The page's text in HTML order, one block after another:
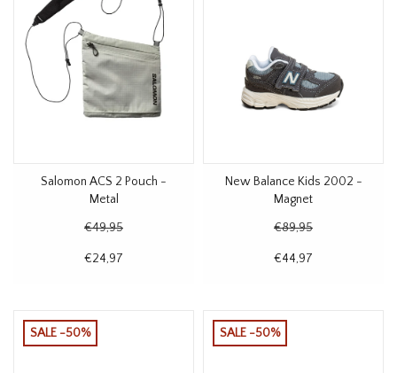
Salomon ACS 2 Pouch -
Metal
€49,95
€24,97
New Balance Kids 2002 -
Magnet
€89,95
€44,97
SALE -50% SALE -50%